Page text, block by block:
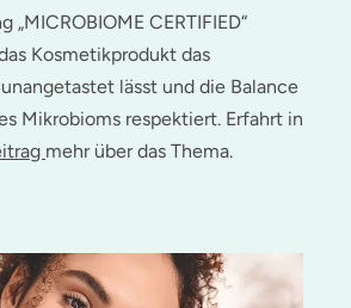
„MICROBIOME CERTIFIED“
Kosmetikprodukt das
lässt und die Balance
Mikrobioms respektiert. Erfahrt in
mehr über das Thema.